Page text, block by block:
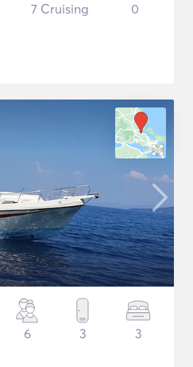
7 Cruising 0
6 3 3